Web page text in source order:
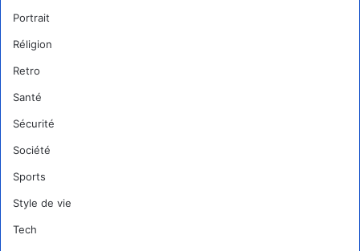
Portrait
Réligion
Retro
Santé
Sécurité
Société
Sports
Style de vie
Tech